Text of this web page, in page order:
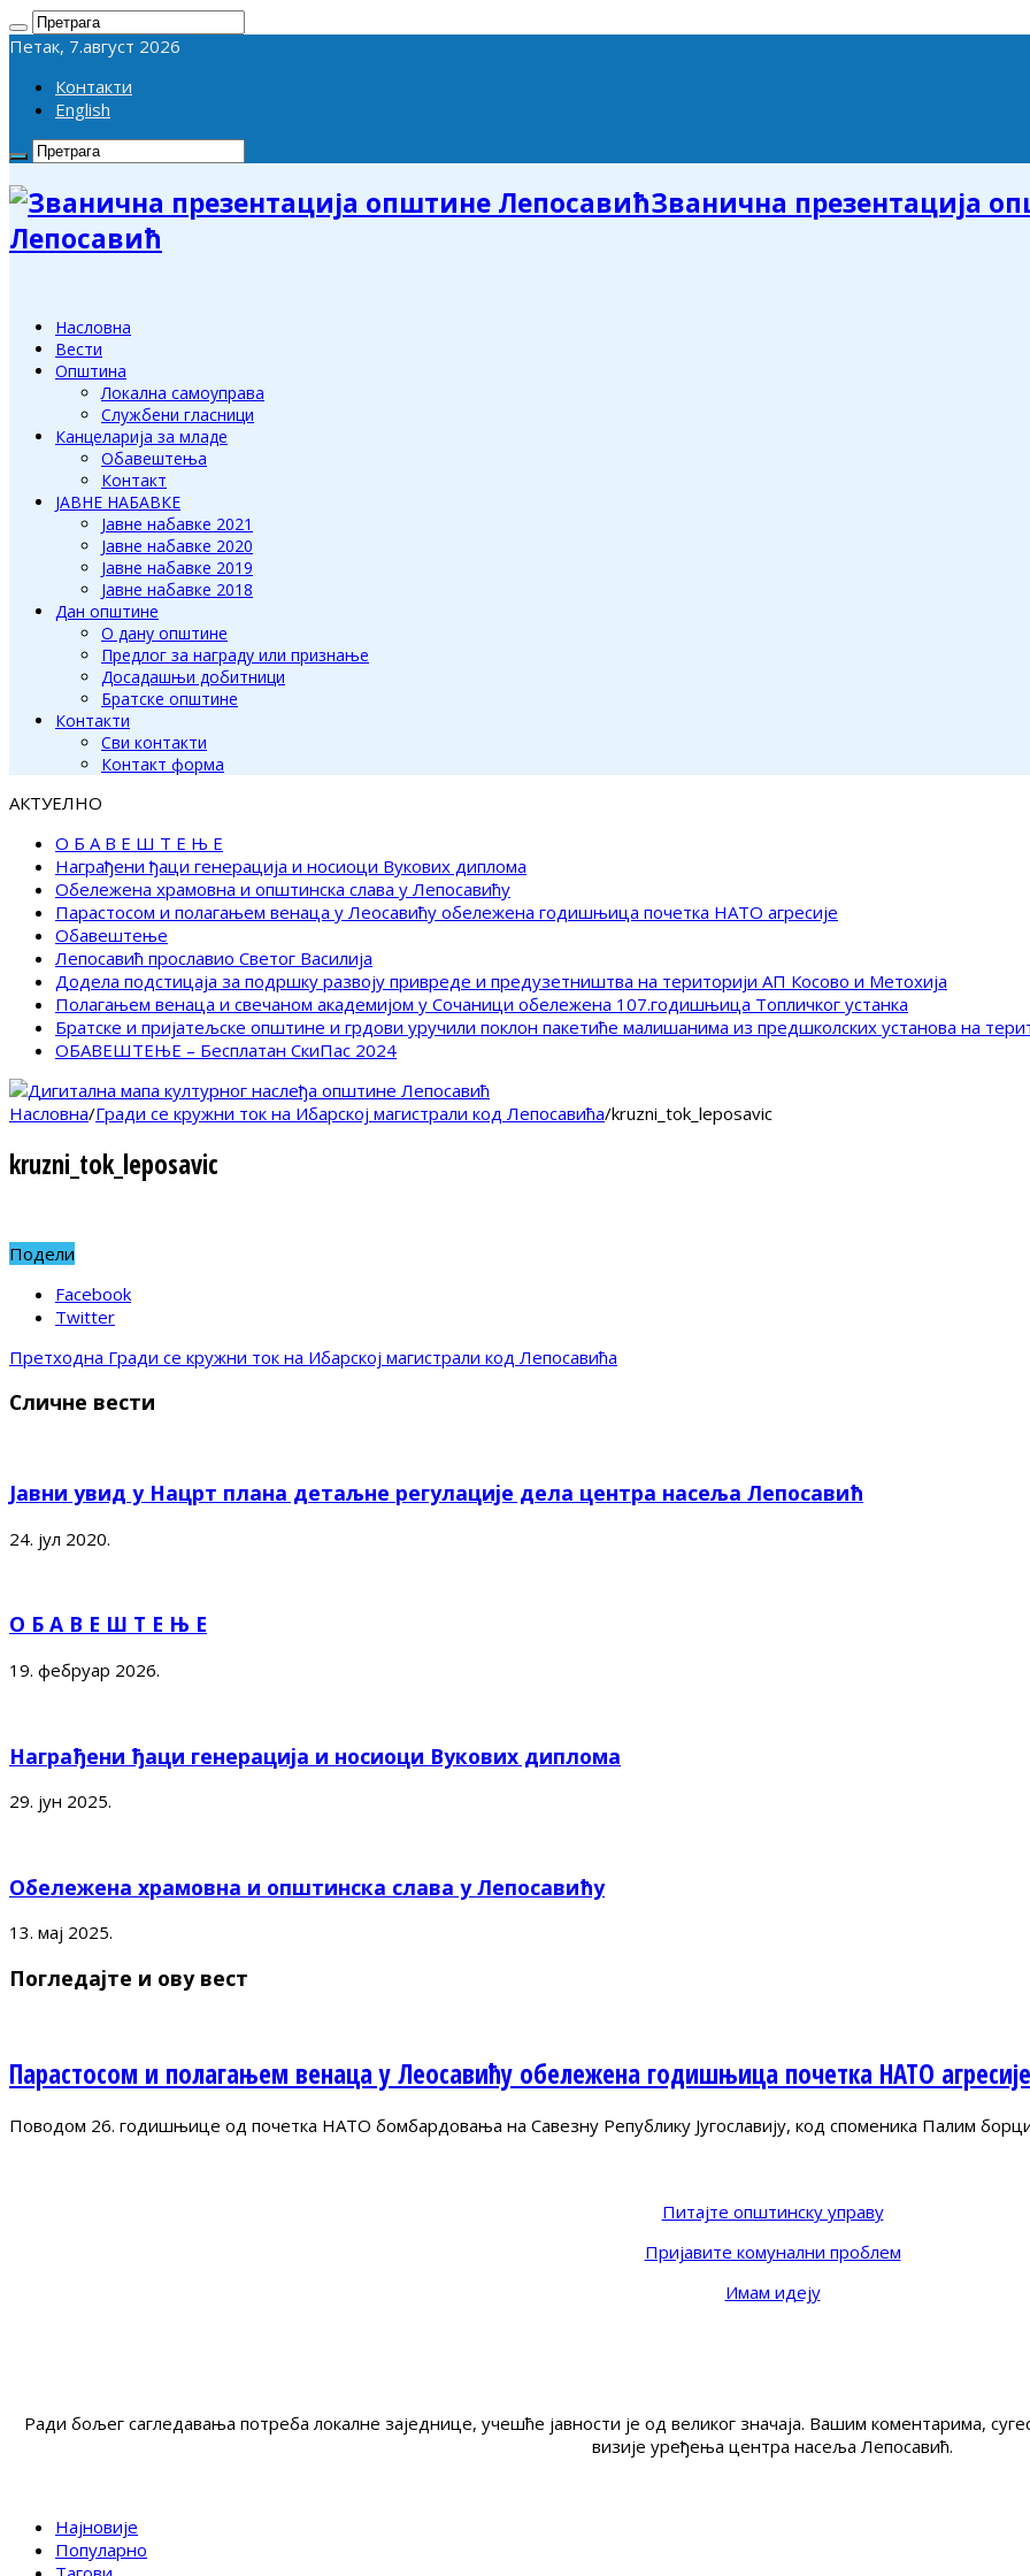
Петак, 7.август 2026
Контакти
English
Званична презентација
Лепосавић
Насловна
Вести
Општина
Локална самоуправа
Службени гласници
Канцеларија за младе
Обавештења
Контакт
ЈАВНЕ НАБАВКЕ
Јавне набавке 2021
Јавне набавке 2020
Јавне набавке 2019
Јавне набавке 2018
Дан општине
О дану општине
Предлог за награду или признање
Досадашњи добитници
Братске општине
Контакти
Сви контакти
Контакт форма
АКТУЕЛНО
О Б А В Е Ш Т Е Њ Е
Награђени ђаци генерација и носиоци Вукових диплома
Обележена храмовна и општинска слава у Лепосавићу
Парастосом и полагањем венаца у Леосавићу обележена годишњица почетка НАТО агресије
Обавештење
Лепосавић прославио Светог Василија
Додела подстицаја за подршку развоју привреде и предузетништва на територији АП Косово и Метохија
Полагањем венаца и свечаном академијом у Сочаници обележена 107.годишњица Топличког устанка
Братске и пријатељске општине и грдови уручили поклон пакетиће малишанима из предшколских установа на
ОБАВЕШТЕЊЕ – Бесплатан СкиПас 2024
Насловна/Гради се кружни ток на Ибарској магистрали код Лепосавића/kruzni_tok_leposavic
kruzni_tok_leposavic
Подели
Facebook
Twitter
Претходна Гради се кружни ток на Ибарској магистрали код Лепосавића
Сличне вести
Јавни увид у Нацрт плана детаљне регулације дела центра насеља Лепосавић
24. јул 2020.
О Б А В Е Ш Т Е Њ Е
19. фебруар 2026.
Награђени ђаци генерација и носиоци Вукових диплома
29. јун 2025.
Обележена храмовна и општинска слава у Лепосавићу
13. мај 2025.
Погледајте и ову вест
Парастосом и полагањем венаца у Леосавићу обележена годишњица почетка НАТО агресије
Поводом 26. годишњице од почетка НАТО бомбардовања на Савезну Републику Југославију, код споменика Палим
Питајте општинску управу
Пријавите комунални проблем
Имам идеју
Ради бољег сагледавања потреба локалне заједнице, учешће јавности је од великог значаја. Вашим коментарима,
визије уређења центра насеља Лепосавић.
Најновије
Популарно